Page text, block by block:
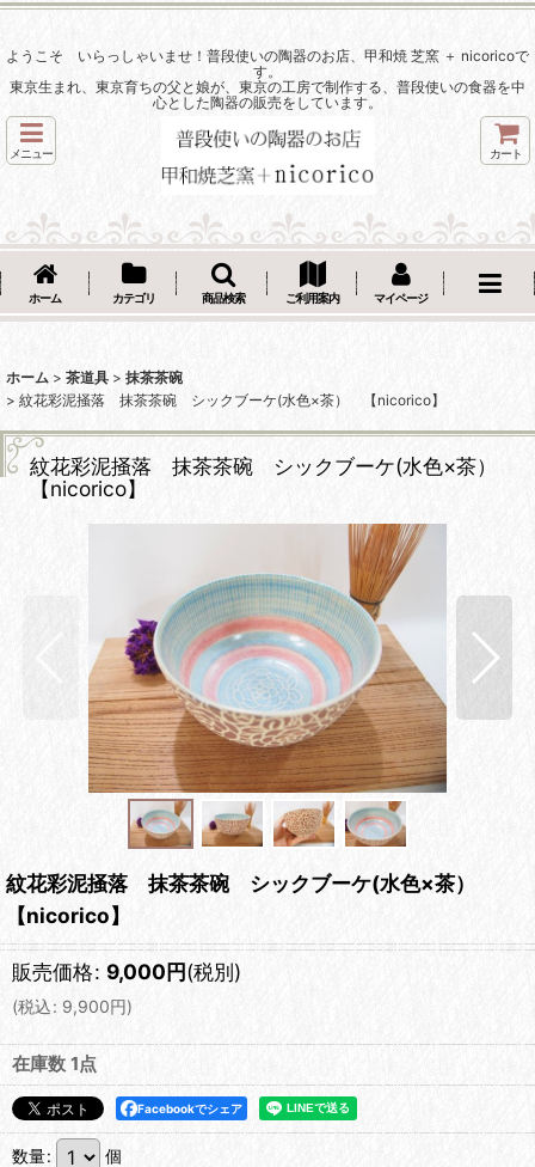
ようこそ いらっしゃいませ！普段使いの陶器のお店、甲和焼 芝窯 ＋ nicoricoで
す。
東京生まれ、東京育ちの父と娘が、東京の工房で制作する、普段使いの食器を中
心とした陶器の販売をしています。
メニュー カート
ホーム カテゴリ 商品検索 ご利用案内 マイページ
ホーム > 茶道具 > 抹茶茶碗
> 紋花彩泥掻落 抹茶茶碗 シックブーケ(水色×茶） 【nicorico】
紋花彩泥掻落 抹茶茶碗 シックブーケ(水色×茶）
【nicorico】
紋花彩泥掻落 抹茶茶碗 シックブーケ(水色×茶）
【nicorico】
販売価格: 9,000円(税別)
(税込: 9,900円)
在庫数 1点
Facebookでシェア
数量: 個